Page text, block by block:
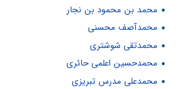
محمد بن محمود بن نجار
محمدآصف محسنی
محمدتقی شوشتری
محمدحسین اعلمی حائری
محمدعلی مدرس تبریزی